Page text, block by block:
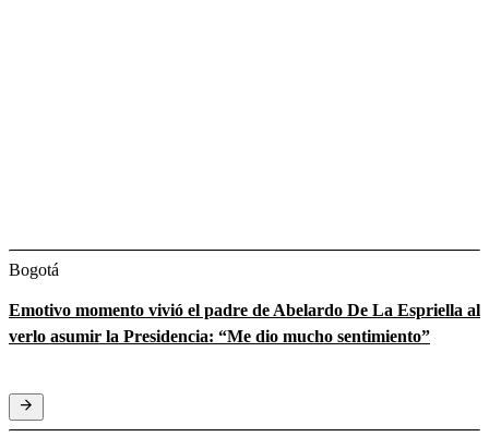
Bogotá
Emotivo momento vivió el padre de Abelardo De La Espriella al
verlo asumir la Presidencia: “Me dio mucho sentimiento”